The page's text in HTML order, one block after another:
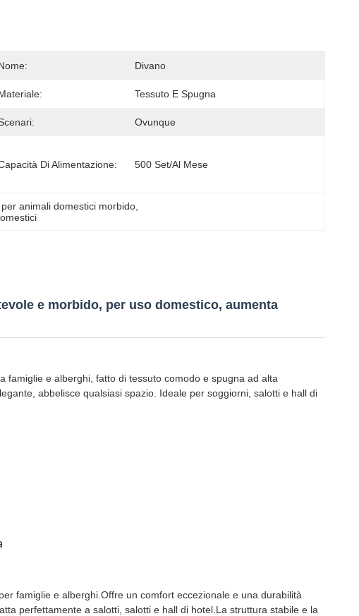
Divano
Tessuto E Spugna
Ovunque
Di Alimentazione: 500 Set/al Mese
animali domestici morbido
e morbido, per uso domestico, aumenta
e alberghi, fatto di tessuto comodo e spugna ad alta
abbelisce qualsiasi spazio. Ideale per soggiorni, salotti e hall di
famiglie e alberghi.Offre un comfort eccezionale e una durabilità
perfettamente a salotti, salotti e hall di hotel.La struttura stabile e la